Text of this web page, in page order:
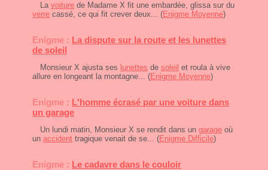
La voiture de Madame X fit une embardée, glissa sur du
verre cassé, ce qui fit crever deux... (Enigme Moyenne)
Enigme : La dispute sur la route et les lunettes
de soleil
Monsieur X ajusta ses lunettes de soleil et roula à vive
allure en longeant la montagne... (Enigme Moyenne)
Enigme : L'homme écrasé par une voiture dans
un garage
Un lundi matin, Monsieur X se rendit dans un garage où
un accident tragique venait de se... (Enigme Difficile)
Enigme : Le cadavre dans le couloir